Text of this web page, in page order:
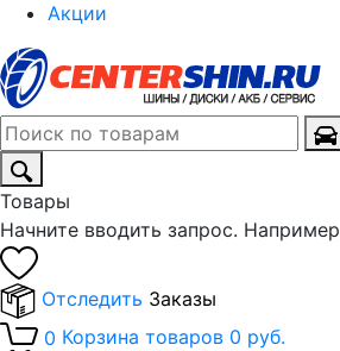
Акции
Товары
Начните вводить запрос. Например
Отследить Заказы
0 Корзина товаров 0 руб.